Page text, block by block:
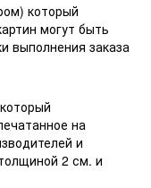
который
могут быть
выполнения заказа
на
и
2 см. и